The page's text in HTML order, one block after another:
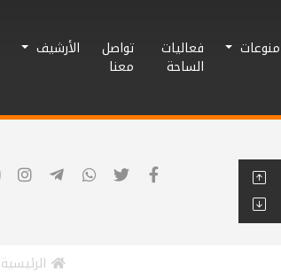
منوعات فعاليات
الساحة
تواصل
معنا
الأرشيف
الرئيسية